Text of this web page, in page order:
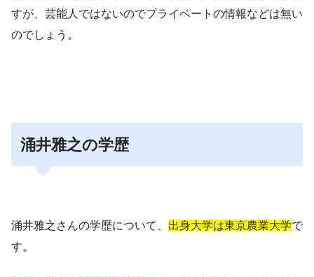
すが、芸能人ではないのでプライベートの情報などは無い
のでしょう。
涌井雅之の学歴
涌井雅之さんの学歴について、 出身大学は東京農業大学で
す。